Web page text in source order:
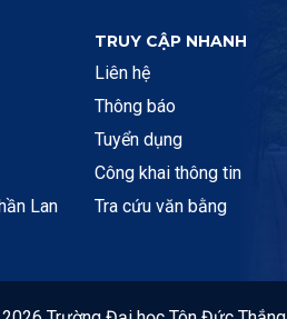
Lan
TRUY CẬP NHANH
Liên hệ
Thông báo
Tuyển dụng
Công khai thông tin
Tra cứu văn bằng